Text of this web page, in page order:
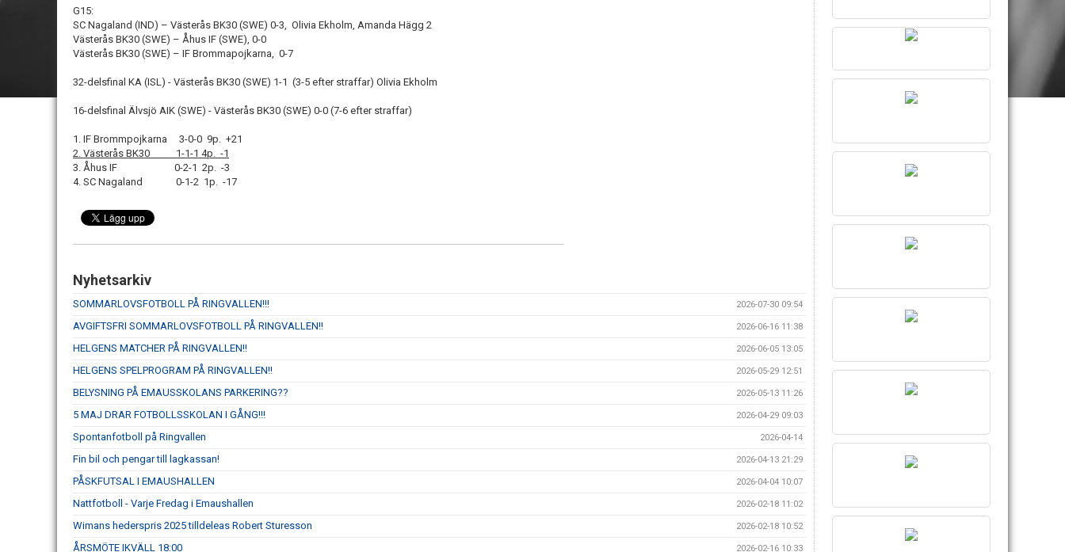
G15:
SC Nagaland (IND) – Västerås BK30 (SWE) 0-3, Olivia Ekholm, Amanda Hägg 2
Västerås BK30 (SWE) – Åhus IF (SWE), 0-0
Västerås BK30 (SWE) – IF Brommapojkarna, 0-7
32-delsfinal KA (ISL) - Västerås BK30 (SWE) 1-1 (3-5 efter straffar) Olivia Ekholm
16-delsfinal Älvsjö AIK (SWE) - Västerås BK30 (SWE) 0-0 (7-6 efter straffar)
1. IF Brommpojkarna 3-0-0 9p. +21
2. Västerås BK30 1-1-1 4p. -1
3. Åhus IF 0-2-1 2p. -3
4. SC Nagaland 0-1-2 1p. -17
Nyhetsarkiv
SOMMARLOVSFOTBOLL PÅ RINGVALLEN!!! 2026-07-30 09:54
AVGIFTSFRI SOMMARLOVSFOTBOLL PÅ RINGVALLEN!! 2026-06-16 11:38
HELGENS MATCHER PÅ RINGVALLEN!! 2026-06-05 13:05
HELGENS SPELPROGRAM PÅ RINGVALLEN!! 2026-05-29 12:51
BELYSNING PÅ EMAUSSKOLANS PARKERING?? 2026-05-13 11:26
5 MAJ DRAR FOTBOLLSSKOLAN I GÅNG!!! 2026-04-29 09:03
Spontanfotboll på Ringvallen 2026-04-14
Fin bil och pengar till lagkassan! 2026-04-13 21:29
PÅSKFUTSAL I EMAUSHALLEN 2026-04-04 10:07
Nattfotboll - Varje Fredag i Emaushallen 2026-02-18 11:02
Wimans hederspris 2025 tilldeleas Robert Sturesson 2026-02-18 10:52
ÅRSMÖTE IKVÄLL 18:00 2026-02-16 10:33